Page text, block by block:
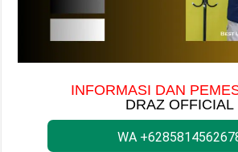
INFORMASI DAN
DRAZ OFFICIAL
WA